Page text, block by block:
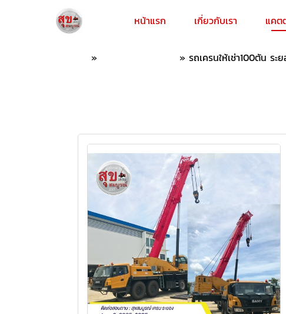
หน้าแรก เกี่ยวกับเรา แคต
» » รถเครนให้เช่า100ตัน ระ